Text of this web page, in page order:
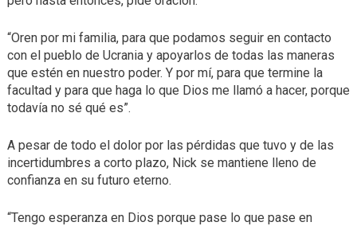
“Oren por mi familia, para que podamos seguir en contacto
con el pueblo de Ucrania y apoyarlos de todas las maneras
que estén en nuestro poder. Y por mí, para que termine la
facultad y para que haga lo que Dios me llamó a hacer, porque
todavía no sé qué es”.
A pesar de todo el dolor por las pérdidas que tuvo y de las
incertidumbres a corto plazo, Nick se mantiene lleno de
confianza en su futuro eterno.
“Tengo esperanza en Dios porque pase lo que pase en